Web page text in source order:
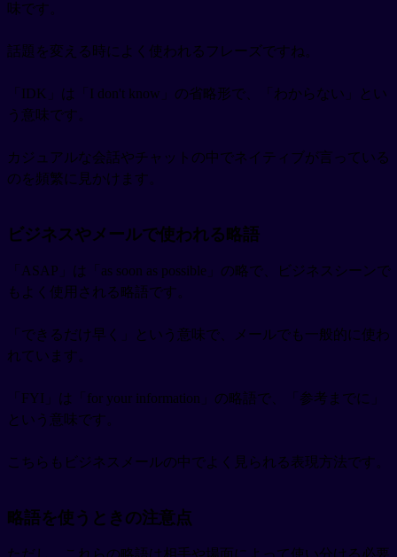
味です。
話題を変える時によく使われるフレーズですね。
「IDK」は「I don't know」の省略形で、「わからない」とい
う意味です。
カジュアルな会話やチャットの中でネイティブが言っている
のを頻繁に見かけます。
ビジネスやメールで使われる略語
「ASAP」は「as soon as possible」の略で、ビジネスシーンで
もよく使用される略語です。
「できるだけ早く」という意味で、メールでも一般的に使わ
れています。
「FYI」は「for your information」の略語で、「参考までに」
という意味です。
こちらもビジネスメールの中でよく見られる表現方法です。
略語を使うときの注意点
ただし、これらの略語は相手や場面によって使い分ける必要